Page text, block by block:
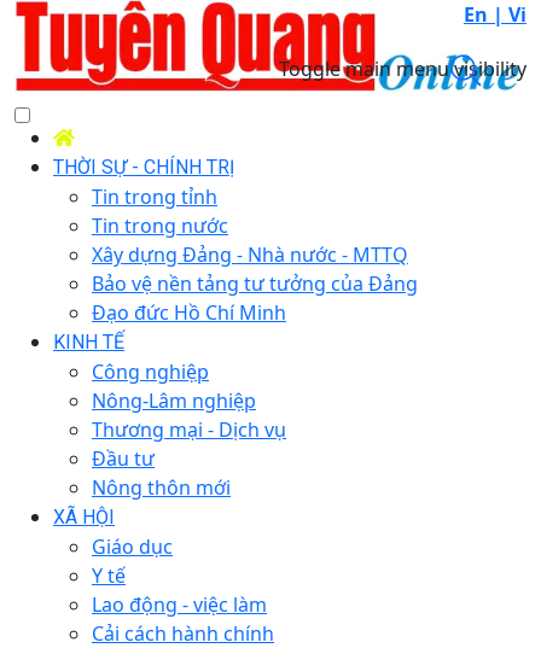
En | Vi
Toggle main menu visibility
THỜI SỰ - CHÍNH TRỊ
Tin trong tỉnh
Tin trong nước
Xây dựng Đảng - Nhà nước - MTTQ
Bảo vệ nền tảng tư tưởng của Đảng
Đạo đức Hồ Chí Minh
KINH TẾ
Công nghiệp
Nông-Lâm nghiệp
Thương mại - Dịch vụ
Đầu tư
Nông thôn mới
XÃ HỘI
Giáo dục
Y tế
Lao động - việc làm
Cải cách hành chính